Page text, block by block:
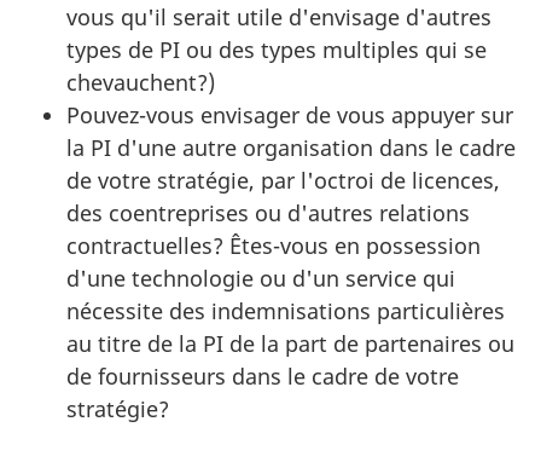
vous qu'il serait utile d'envisage d'autres
types de PI ou des types multiples qui se
chevauchent?)
Pouvez-vous envisager de vous appuyer sur
la PI d'une autre organisation dans le cadre
de votre stratégie, par l'octroi de licences,
des coentreprises ou d'autres relations
contractuelles? Êtes-vous en possession
d'une technologie ou d'un service qui
nécessite des indemnisations particulières
au titre de la PI de la part de partenaires ou
de fournisseurs dans le cadre de votre
stratégie?